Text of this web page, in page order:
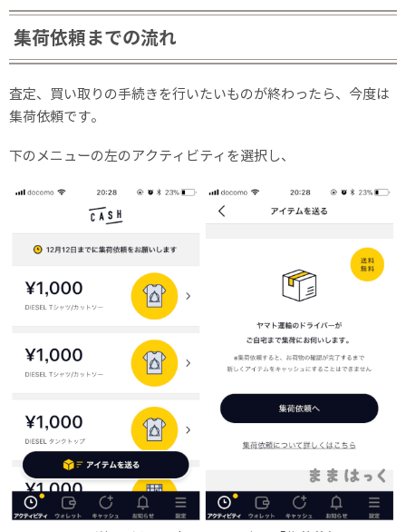
集荷依頼までの流れ
査定、買い取りの手続きを行いたいものが終わったら、今度は
集荷依頼です。
下のメニューの左のアクティビティを選択し、